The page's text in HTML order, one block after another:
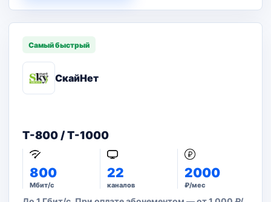
Самый быстрый
СкайНет
T-800 / T-1000
800
Мбит/с
22
каналов
2000
₽/мес